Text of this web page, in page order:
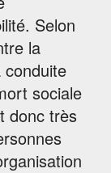
Selon
la
sociale
donc très